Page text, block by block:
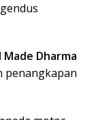
Made Dharma
penangkapan